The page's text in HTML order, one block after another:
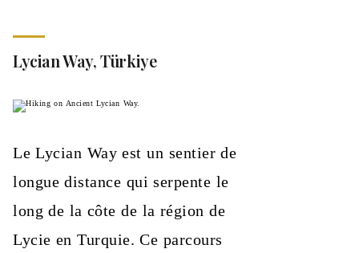
Lycian Way, Türkiye
Le Lycian Way est un sentier de
longue distance qui serpente le
long de la côte de la région de
Lycie en Turquie. Ce parcours